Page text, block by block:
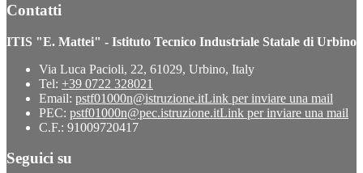
Contatti
ITIS "E. Mattei" - Istituto Tecnico Industriale Statale di Urbino
Via Luca Pacioli, 22, 61029, Urbino, Italy
Tel: +39 0722 328021
Email: pstf01000n@istruzione.itLink per inviare una mail
PEC: pstf01000n@pec.istruzione.itLink per inviare una mail
C.F.: 91009720417
Seguici su